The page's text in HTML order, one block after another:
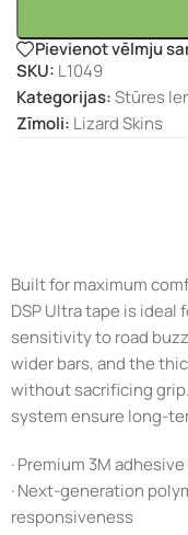
Pievienot vēlmju
SKU: L1049
Kategorijas:Stūres
Zīmoli: Lizard Skins
Built for maximum
DSP Ultra tape is
sensitivity to road
wider bars, and the
without sacrificing
system ensure long-
· Premium 3M
· Next-generation
responsiveness